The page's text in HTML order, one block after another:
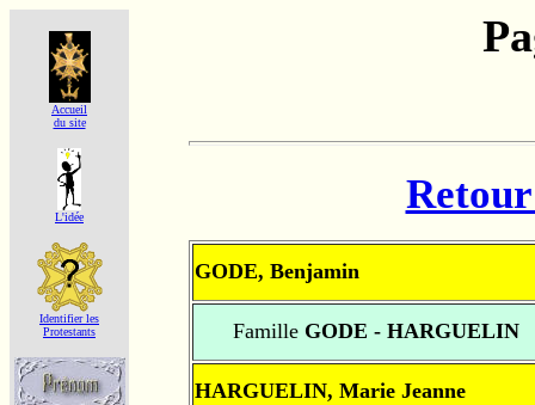
Accueil
du site
L'idée
Identifier les
Protestants
GODE, Benjamin
FamilleGODE - HARGUELIN
HARGUELIN, Marie Jeanne